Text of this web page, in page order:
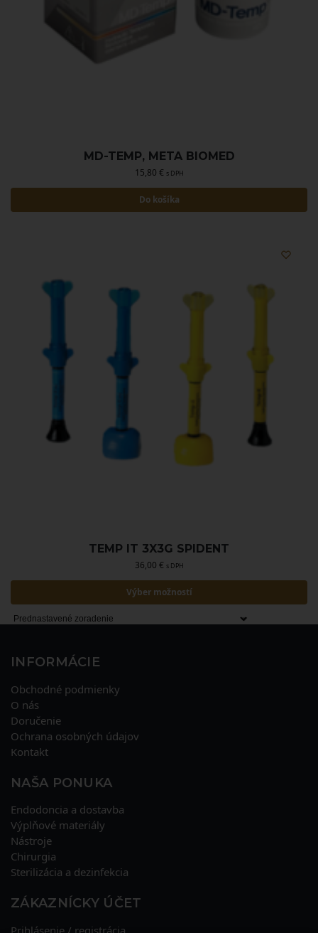
MD-TEMP, META BIOMED
15,80 € s DPH
Do košíka
TEMP IT 3X3G SPIDENT
36,00 € s DPH
Výber možností
INFORMÁCIE
Obchodné podmienky
O nás
Doručenie
Ochrana osobných údajov
Kontakt
NAŠA PONUKA
Endodoncia a dostavba
Výplňové materiály
Nástroje
Chirurgia
Sterilizácia a dezinfekcia
ZÁKAZNÍCKY ÚČET
Prihlásenie / registrácia